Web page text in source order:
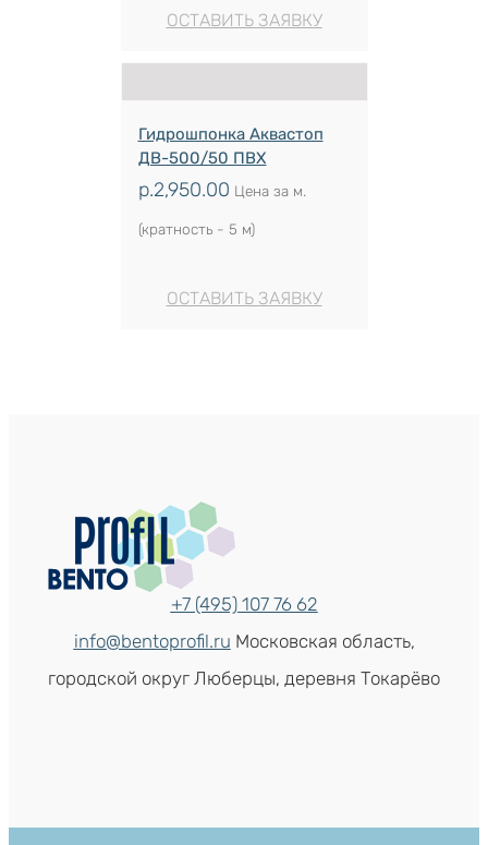
ОСТАВИТЬ ЗАЯВКУ
Гидрошпонка Аквастоп
ДВ-500/50 ПВХ
р.2,950.00 Цена за м.
(кратность - 5 м)
ОСТАВИТЬ ЗАЯВКУ
+7 (495) 107 76 62
info@bentoprofil.ru Московская область,
городской округ Люберцы, деревня Токарёво